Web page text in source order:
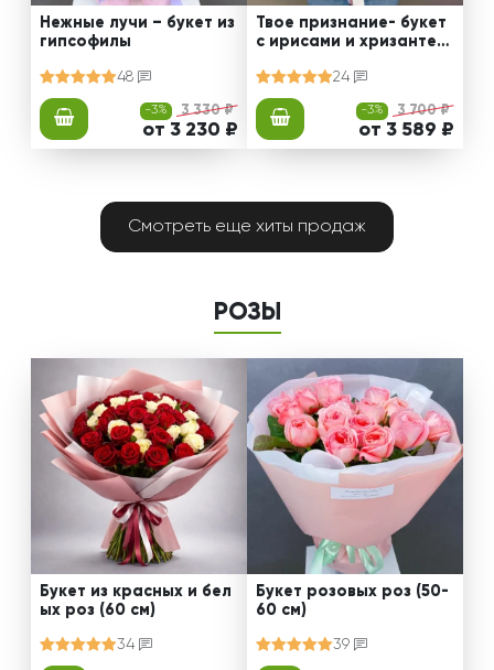
Нежные лучи – букет из
гипсофилы
48
-3% 3 330 ₽
от 3 230 ₽
Твое признание- букет
с ирисами и хризантем
24
-3% 3 700 ₽
от 3 589 ₽
Смотреть еще хиты продаж
РОЗЫ
Букет из красных и бел
ых роз (60 см)
34
Букет розовых роз (50-
60 см)
39